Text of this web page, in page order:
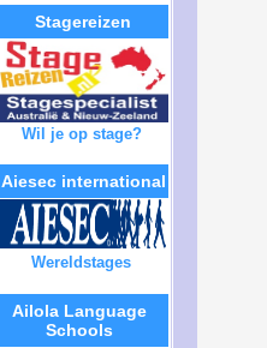
Stagereizen
Wil je op stage?
Aiesec international
Wereldstages
Ailola Language
Schools